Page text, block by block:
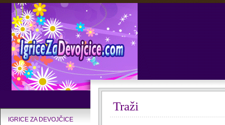
IGRICE ZA DEVOJČICE
Traži